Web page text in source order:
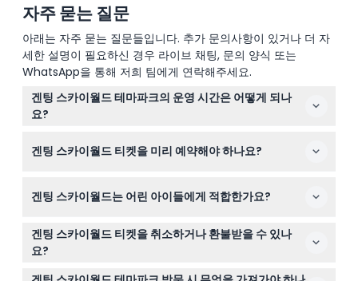
자주 묻는 질문
아래는 자주 묻는 질문들입니다. 추가 문의사항이 있거나 더 자
세한 설명이 필요하신 경우 라이브 채팅, 문의 양식 또는
WhatsApp을 통해 저희 팀에게 연락해주세요.
겐팅 스카이월드 테마파크의 운영 시간은 어떻게 되나
요?
화요일은 말레이시아의 공휴일 및 학교 휴일을 제외하고 휴
겐팅 스카이월드 티켓을 미리 예약해야 하나요?
하루 전 온라인으로 티켓을 구입하는 것이 권장됩니다.
겐팅 스카이월드는 어린 아이들에게 적합한가요?
키 89cm 미만 어린이는 무료 입장이 가능하지만, 0~17세
어린이는 반드시 유료 성인 동반이 필요합니다. 키 111cm
이상은 성인 요금이 적용됩니다.
겐팅 스카이월드 티켓을 취소하거나 환불받을 수 있나
요?
티켓은 환불 및 취소가 불가하므로 예약 시 여행 날짜를 신